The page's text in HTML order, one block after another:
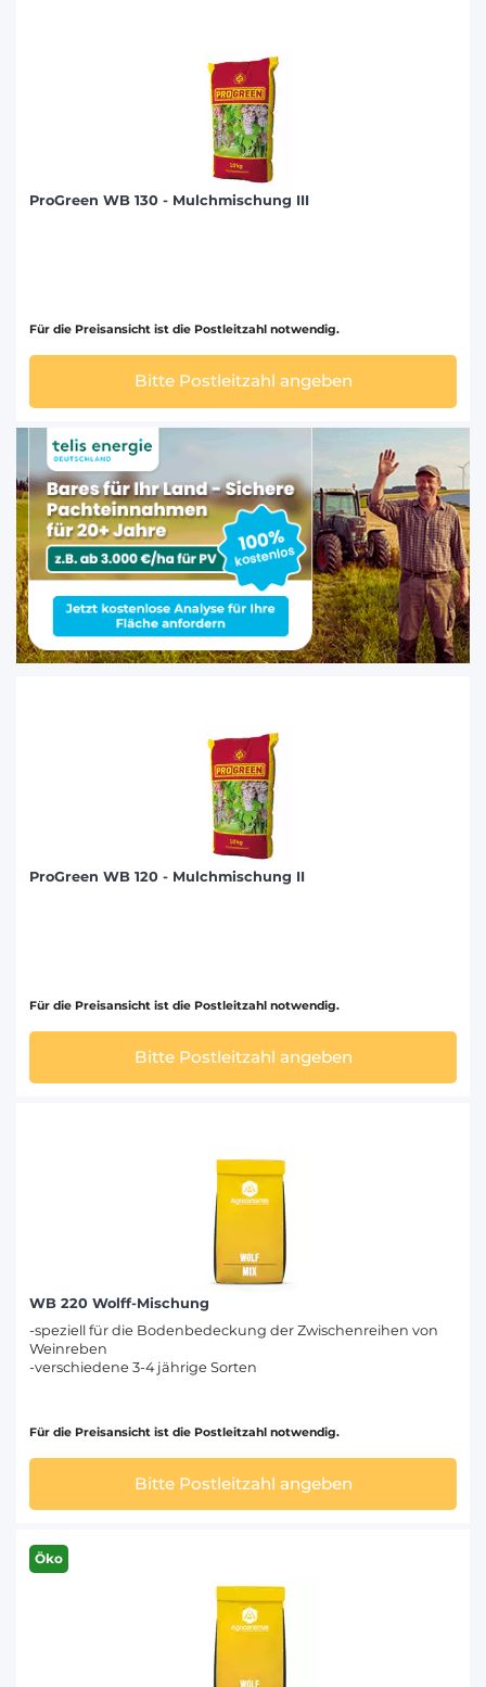
ProGreen WB 130 - Mulchmischung III
Für die Preisansicht ist die Postleitzahl notwendig.
Bitte Postleitzahl angeben
ProGreen WB 120 - Mulchmischung II
Für die Preisansicht ist die Postleitzahl notwendig.
Bitte Postleitzahl angeben
WB 220 Wolff-Mischung
-speziell für die Bodenbedeckung der Zwischenreihen von
Weinreben
-verschiedene 3-4 jährige Sorten
Für die Preisansicht ist die Postleitzahl notwendig.
Bitte Postleitzahl angeben
Öko